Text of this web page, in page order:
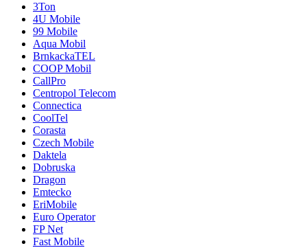
3Ton
4U Mobile
99 Mobile
Aqua Mobil
BrnkackaTEL
COOP Mobil
CallPro
Centropol Telecom
Connectica
CoolTel
Corasta
Czech Mobile
Daktela
Dobruska
Dragon
Emtecko
EriMobile
Euro Operator
FP Net
Fast Mobile